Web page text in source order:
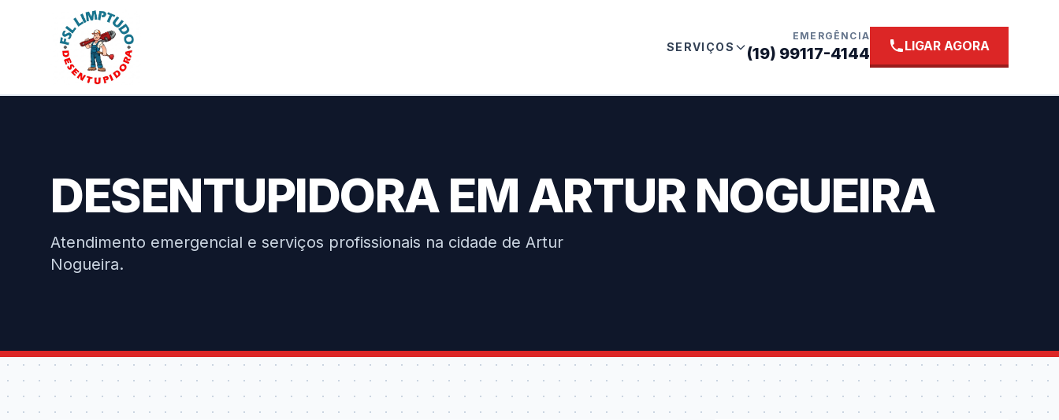
SERVIÇOS
EMERGÊNCIA
(19) 99117-4144 LIGAR AGORA
DESENTUPIDORA EM ARTUR NOGUEIRA
Atendimento emergencial e serviços profissionais na cidade de Artur
Nogueira.